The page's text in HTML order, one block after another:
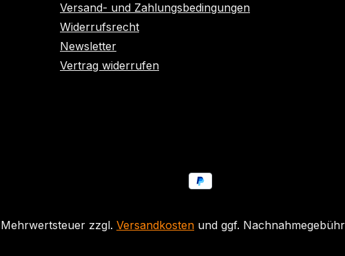
Versand- und Zahlungsbedingungen
Widerrufsrecht
Newsletter
Vertrag widerrufen
zzgl. Versandkosten und ggf.